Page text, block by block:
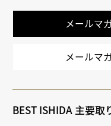
メールマ
メールマ
BEST ISHIDA 主要取